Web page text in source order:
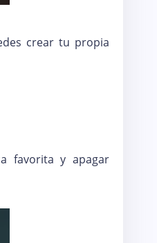
crear tu propia
favorita y apagar